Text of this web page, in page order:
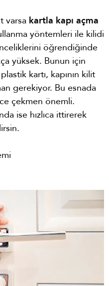
varsa kartla kapı açma
yöntemleri ile kilidi
öğrendiğinde
yüksek. Bunun için
kartı, kapının kilit
gerekiyor. Bu esnada
çekmen önemli.
ise hızlıca ittirerek